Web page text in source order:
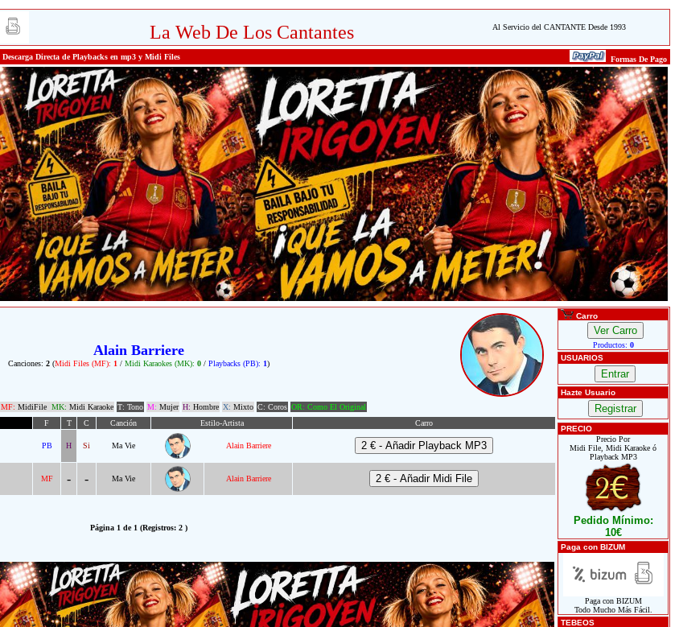
La Web De Los Cantantes Al Servicio del CANTANTE Desde 1993
Descarga Directa de Playbacks en mp3 y Midi Files Formas De Pago
Alain Barriere
Canciones: 2(Midi Files (MF): 1 /Midi Karaokes (MK): 0/ Playbacks (PB): 1)
MF: MidiFile MK: Midi Karaoke T: Tono M: Mujer H: Hombre X: Mixto C: Coros OR: Como El Original
F T C Canción Estilo-Artista Carro
PB H Si Ma Vie Alain Barriere
MF - - Ma Vie Alain Barriere
Página 1 de 1 (Registros: 2 )
Carro
Productos: 0
USUARIOS
Hazte Usuario
PRECIO
Precio Por
Midi File, Midi Karaoke ó
Playback MP3
Pedido Mínimo:
10€
Paga con BIZUM
Paga con BIZUM
Todo Mucho Más Fácil.
TEBEOS